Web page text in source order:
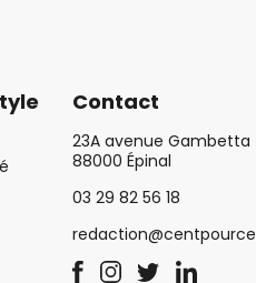
Contact
23A avenue Gambetta
88000 Épinal
03 29 82 56 18